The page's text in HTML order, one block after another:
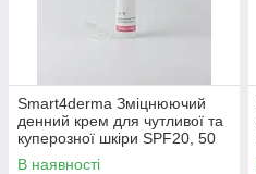
Smart4derma Зміцнюючий
денний крем для чутливої та
куперозної шкіри SPF20, 50
мл
В наявності